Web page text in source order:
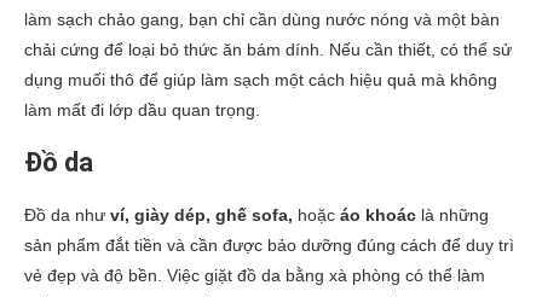
làm sạch chảo gang, bạn chỉ cần dùng nước nóng và một bàn
chải cứng để loại bỏ thức ăn bám dính. Nếu cần thiết, có thể sử
dụng muối thô để giúp làm sạch một cách hiệu quả mà không
làm mất đi lớp dầu quan trọng.
Đồ da
Đồ da như ví, giày dép, ghế sofa, hoặc áo khoác là những
sản phẩm đắt tiền và cần được bảo dưỡng đúng cách để duy trì
vẻ đẹp và độ bền. Việc giặt đồ da bằng xà phòng có thể làm